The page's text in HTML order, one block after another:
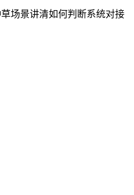
场景讲清如何判断系统对接